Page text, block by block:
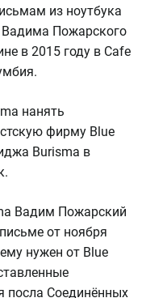
из ноутбука
Вадима Пожарского
в 2015 году в Cafe
нанять
фирму Blue
Burisma в
Вадим Пожарский
от ноября
нужен от Blue
Соединённых